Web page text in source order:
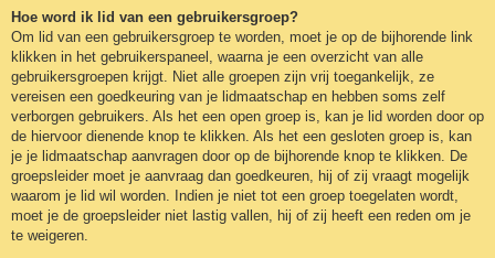
Hoe word ik lid van een gebruikersgroep?
Om lid van een gebruikersgroep te worden, moet je op de bijhorende link
klikken in het gebruikerspaneel, waarna je een overzicht van alle
gebruikersgroepen krijgt. Niet alle groepen zijn vrij toegankelijk, ze
vereisen een goedkeuring van je lidmaatschap en hebben soms zelf
verborgen gebruikers. Als het een open groep is, kan je lid worden door op
de hiervoor dienende knop te klikken. Als het een gesloten groep is, kan
je je lidmaatschap aanvragen door op de bijhorende knop te klikken. De
groepsleider moet je aanvraag dan goedkeuren, hij of zij vraagt mogelijk
waarom je lid wil worden. Indien je niet tot een groep toegelaten wordt,
moet je de groepsleider niet lastig vallen, hij of zij heeft een reden om je
te weigeren.